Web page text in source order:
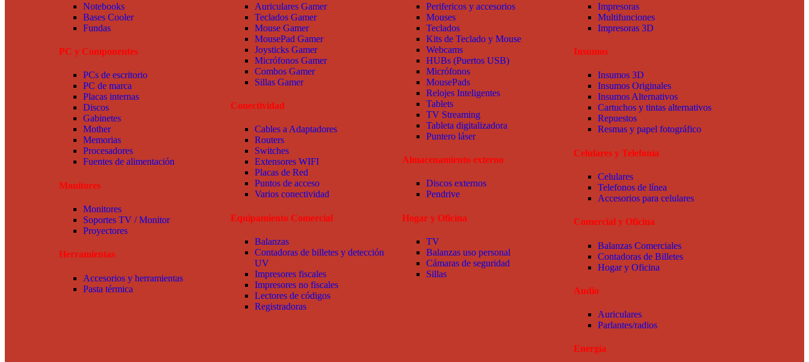
Notebooks
Bases Cooler
Fundas
PC y Componentes
PCs de escritorio
PC de marca
Placas internas
Discos
Gabinetes
Mother
Memorias
Procesadores
Fuentes de alimentación
Monitores
Monitores
Soportes TV / Monitor
Proyectores
Herramientas
Accesorios y herramientas
Pasta térmica
Auriculares Gamer
Teclados Gamer
Mouse Gamer
MousePad Gamer
Joysticks Gamer
Micrófonos Gamer
Combos Gamer
Sillas Gamer
Conectividad
Cables a Adaptadores
Routers
Switches
Extensores WIFI
Placas de Red
Puntos de acceso
Varios conectividad
Equipamiento Comercial
Balanzas
Contadoras de billetes y detección
UV
Impresores fiscales
Impresores no fiscales
Lectores de códigos
Registradoras
Perifericos y accesorios
Mouses
Teclados
Kits de Teclado y Mouse
Webcams
HUBs (Puertos USB)
Micrófonos
MousePads
Relojes Inteligentes
Tablets
TV Streaming
Tableta digitalizadora
Puntero láser
Almacenamiento externo
Discos externos
Pendrive
Hogar y Oficina
TV
Balanzas uso personal
Cámaras de seguridad
Sillas
Impresoras
Multifunciones
Impresoras 3D
Insumos
Insumos 3D
Insumos Originales
Insumos Alternativos
Cartuchos y tintas alternativos
Repuestos
Resmas y papel fotográfico
Celulares y Telefonía
Celulares
Telefonos de línea
Accesorios para celulares
Comercial y Oficina
Balanzas Comerciales
Contadoras de Billetes
Hogar y Oficina
Audio
Auriculares
Parlantes/radios
Energía